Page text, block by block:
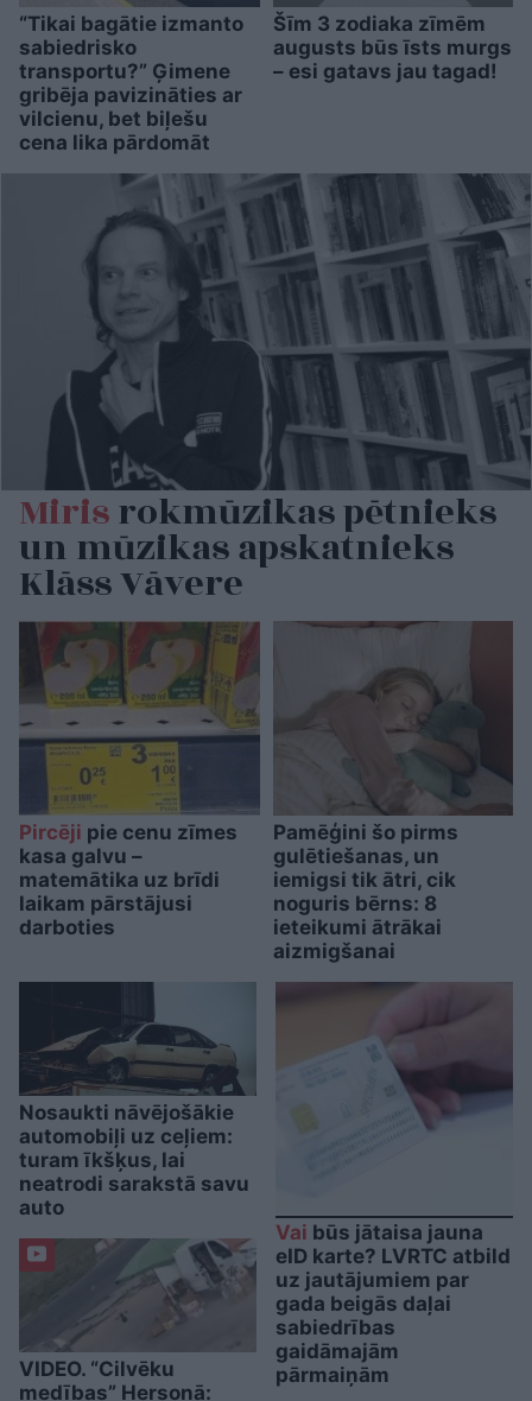
“Tikai bagātie izmanto
sabiedrisko
transportu?” Ģimene
gribēja pavizināties ar
vilcienu, bet biļešu
cena lika pārdomāt
Šīm 3 zodiaka zīmēm
augusts būs īsts murgs
– esi gatavs jau tagad!
Mirisrokmūzikas pētnieks
un mūzikas apskatnieks
Klāss Vāvere
Pircēji pie cenu zīmes
kasa galvu –
matemātika uz brīdi
laikam pārstājusi
darboties
Pamēģini šo pirms
gulētiešanas, un
iemigsi tik ātri, cik
noguris bērns: 8
ieteikumi ātrākai
aizmigšanai
Nosaukti nāvējošākie
automobiļi uz ceļiem:
turam īkšķus, lai
neatrodi sarakstā savu
auto
VIDEO. “Cilvēku
medības” Hersonā:
Vai būs jātaisa jauna
eID karte? LVRTC atbild
uz jautājumiem par
gada beigās daļai
sabiedrības
gaidāmajām
pārmaiņām